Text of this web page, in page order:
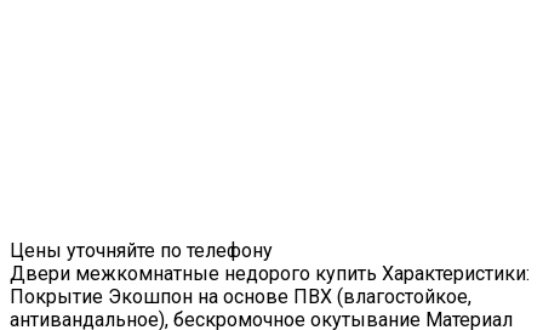
Цены уточняйте по телефону
Двери межкомнатные недорого купить Характеристики:
Покрытие Экошпон на основе ПВХ (влагостойкое,
антивандальное), бескромочное окутывание Материал